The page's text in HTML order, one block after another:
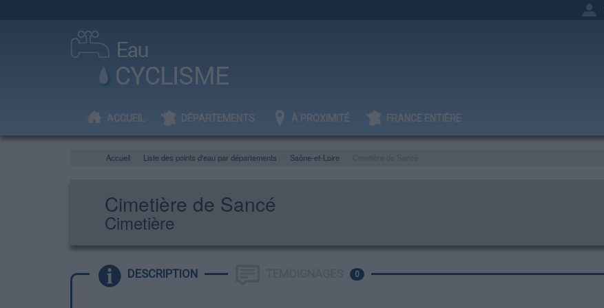
ACCUEIL DÉPARTEMENTS À PROXIMITÉ FRANCE ENTIÈRE
Accueil Liste des points d'eau par départements Saône-et-Loire
Cimetière de Sancé
Cimetière
DESCRIPTION 0